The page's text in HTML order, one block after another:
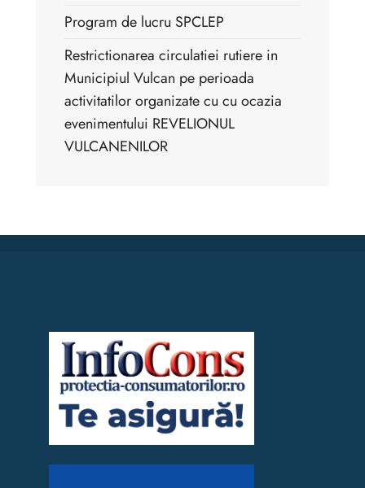
Program de lucru SPCLEP
Restrictionarea circulatiei rutiere in
Municipiul Vulcan pe perioada
activitatilor organizate cu cu ocazia
evenimentului REVELIONUL
VULCANENILOR